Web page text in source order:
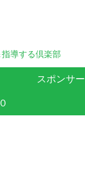
導する倶楽部
スポンサー